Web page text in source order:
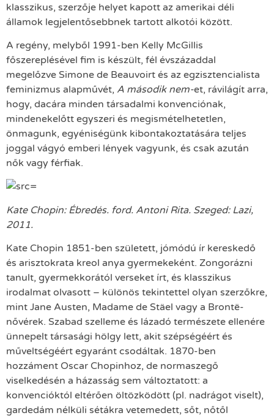
klasszikus, szerzője helyet kapott az amerikai déli
államok legjelentősebbnek tartott alkotói között.
A regény, melyből 1991-ben Kelly McGillis
főszereplésével fim is készült, fél évszázaddal
megelőzve Simone de Beauvoirt és az egzisztencialista
feminizmus alapművét, A második nem-et, rávilágít arra,
hogy, dacára minden társadalmi konvenciónak,
mindenekelőtt egyszeri és megismételhetetlen,
önmagunk, egyéniségünk kibontakoztatására teljes
joggal vágyó emberi lények vagyunk, és csak azután
nők vagy férfiak.
Kate Chopin: Ébredés. ford. Antoni Rita. Szeged: Lazi,
2011.
Kate Chopin 1851-ben született, jómódú ír kereskedő
és arisztokrata kreol anya gyermekeként. Zongorázni
tanult, gyermekkorától verseket írt, és klasszikus
irodalmat olvasott – különös tekintettel olyan szerzőkre,
mint Jane Austen, Madame de Stäel vagy a Brontë-
nővérek. Szabad szelleme és lázadó természete ellenére
ünnepelt társasági hölgy lett, akit szépségéért és
műveltségéért egyaránt csodáltak. 1870-ben
hozzáment Oscar Chopinhoz, de normaszegő
viselkedésén a házasság sem változtatott: a
konvencióktól eltérően öltözködött (pl. nadrágot viselt),
gardedám nélküli sétákra vetemedett, sőt, nőtől